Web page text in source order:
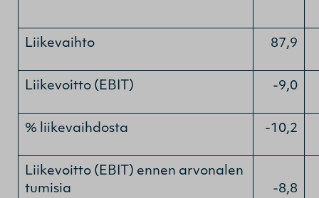
Liikevaihto 87,9
Liikevoitto (EBIT) -9,0
% liikevaihdosta -10,2
Liikevoitto (EBIT) ennen arvonalen
tumisia
-8,8